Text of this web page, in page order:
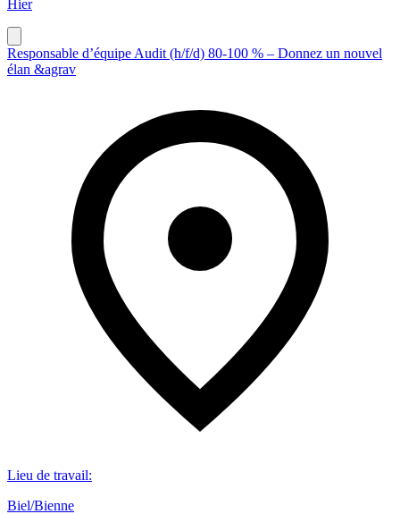
Hier
Responsable d’équipe Audit (h/f/d) 80-100 % – Donnez un nouvel
élan &agrav
Lieu de travail:
Biel/Bienne